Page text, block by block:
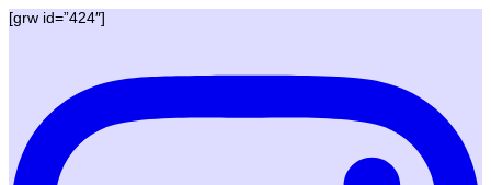
[grw id=”424″]